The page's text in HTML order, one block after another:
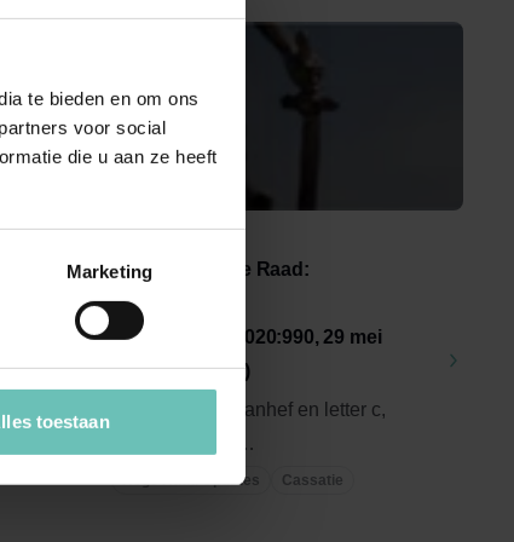
te bieden en om ons
voor social
die u aan ze heeft
Marketing
toestaan
Uitspraak Hoge Raad:
Belastingrecht
(ECLI:NL:HR:2020:990, 29 mei
2020, 19-00189)
Art. 35d, lid 1, aanhef en letter c,
Bedrijfsopvolgingsregeling.
Hoge Raad Updates Cassatie